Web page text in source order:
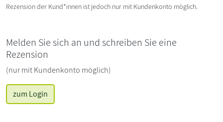
Rezension der Kund*innen ist jedoch nur mit Kundenkonto möglich.
Melden Sie sich an und schreiben Sie eine
Rezension
(nur mit Kundenkonto möglich)
zum Login